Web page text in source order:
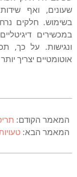
שעונים, ואף
בשימוש. חלקים
במכשירים
ונגישות. על כך,
אוטומטיים יצריך
11-
08
המאמר הקודם:
המאמר הבא: